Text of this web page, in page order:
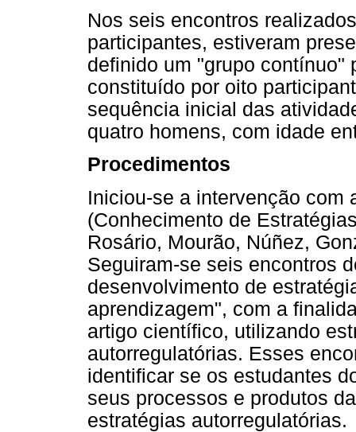
Nos seis encontros
participantes, estiveram
definido um "grupo contínuo"
constituído por oito
sequência inicial das
quatro homens, com idade
Procedimentos
Iniciou-se a intervenção com
(Conhecimento de
Rosário, Mourão, Núñez,
Seguiram-se seis encontros
desenvolvimento de
aprendizagem", com a
artigo científico, utilizando
autorregulatórias. Esses
identificar se os estudantes
seus processos e produtos
estratégias autorregulatórias.